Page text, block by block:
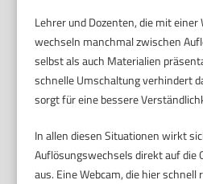
Lehrer und Dozenten, die mit
wechseln manchmal zwischen
selbst als auch Materialien
schnelle Umschaltung verhindert
sorgt für eine bessere
In allen diesen Situationen wirkt
Auflösungswechsels direkt auf die
aus. Eine Webcam, die hier schnell